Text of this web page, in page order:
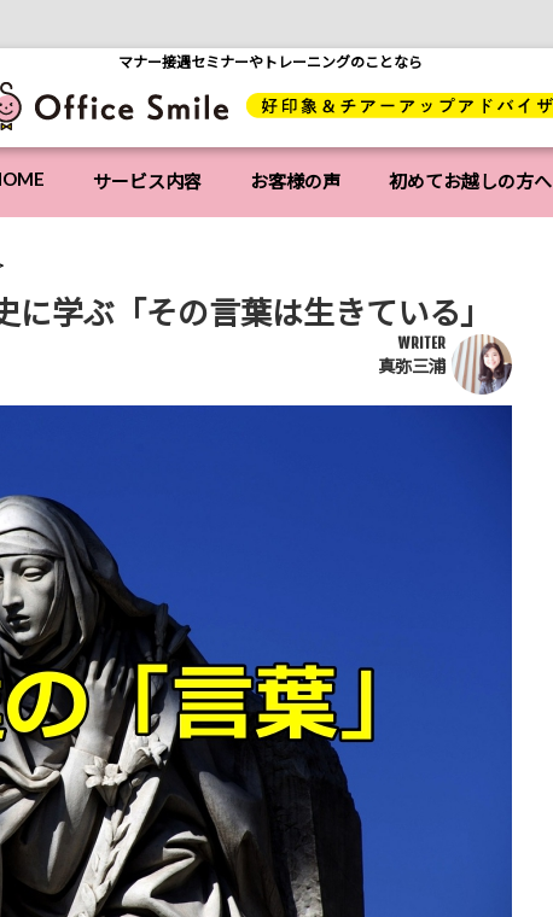
マナー接遇セミナーやトレーニングのことなら
サービス内容 お客様の声 初めてお越しの方へ
学ぶ「その言葉は生きている」
WRITER
真弥三浦